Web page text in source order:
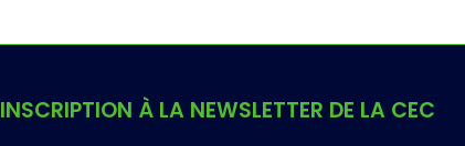
INSCRIPTION À LA NEWSLETTER DE LA CEC